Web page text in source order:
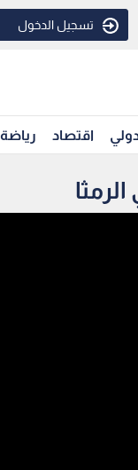
تسجيل الدخول
اقتصاد رياضة